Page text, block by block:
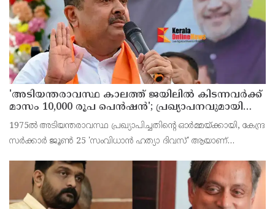
'അടിയന്തരാവസ്ഥ കാലത്ത് ജയിലില്‍ കിടന്നവര്‍ക്ക്
മാസം 10,000 രൂപ പെന്‍ഷന്‍'; പ്രഖ്യാപനവുമായി
ബംഗാള്‍ സര്‍ക്കാര്‍
1975ല്‍ അടിയന്തരാവസ്ഥ പ്രഖ്യാപിച്ചതിന്റെ ഓര്‍മ്മയ്ക്കായി, കേന്ദ്ര
സര്‍ക്കാര്‍ ജൂണ്‍ 25 'സംവിധാന്‍ ഹത്യാ ദിവസ്' ആയാണ്